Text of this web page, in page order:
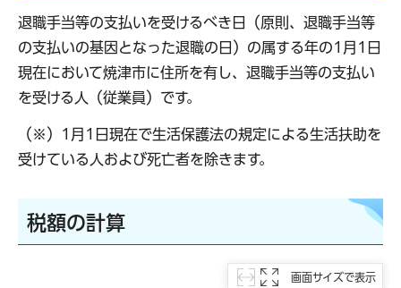
退職手当等の支払いを受けるべき日（原則、退職手当等
の支払いの基因となった退職の日）の属する年の1月1日
現在において焼津市に住所を有し、退職手当等の支払い
を受ける人（従業員）です。
（※）1月1日現在で生活保護法の規定による生活扶助を
受けている人および死亡者を除きます。
税額の計算
画面サイズで表示